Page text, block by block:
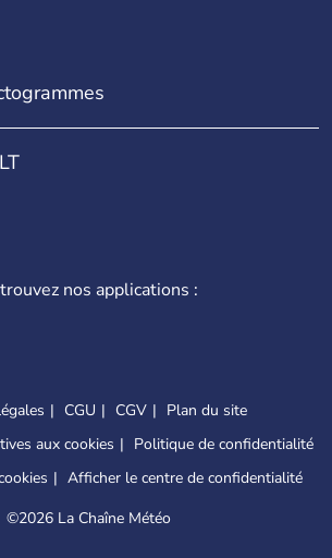
nos applications :
CGU CGV
Plan du site
aux cookies
Politique de confidentialité
Afficher le centre de confidentialité
©2026 La Chaîne Météo